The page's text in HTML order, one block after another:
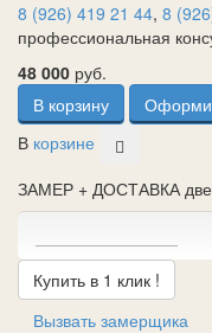
8 (926) 419 21 44, 8
профессиональная
48 000 руб.
В корзину
В корзине
ЗАМЕР + ДОСТАВКА
Купить в 1 клик !
Вызвать замерщика